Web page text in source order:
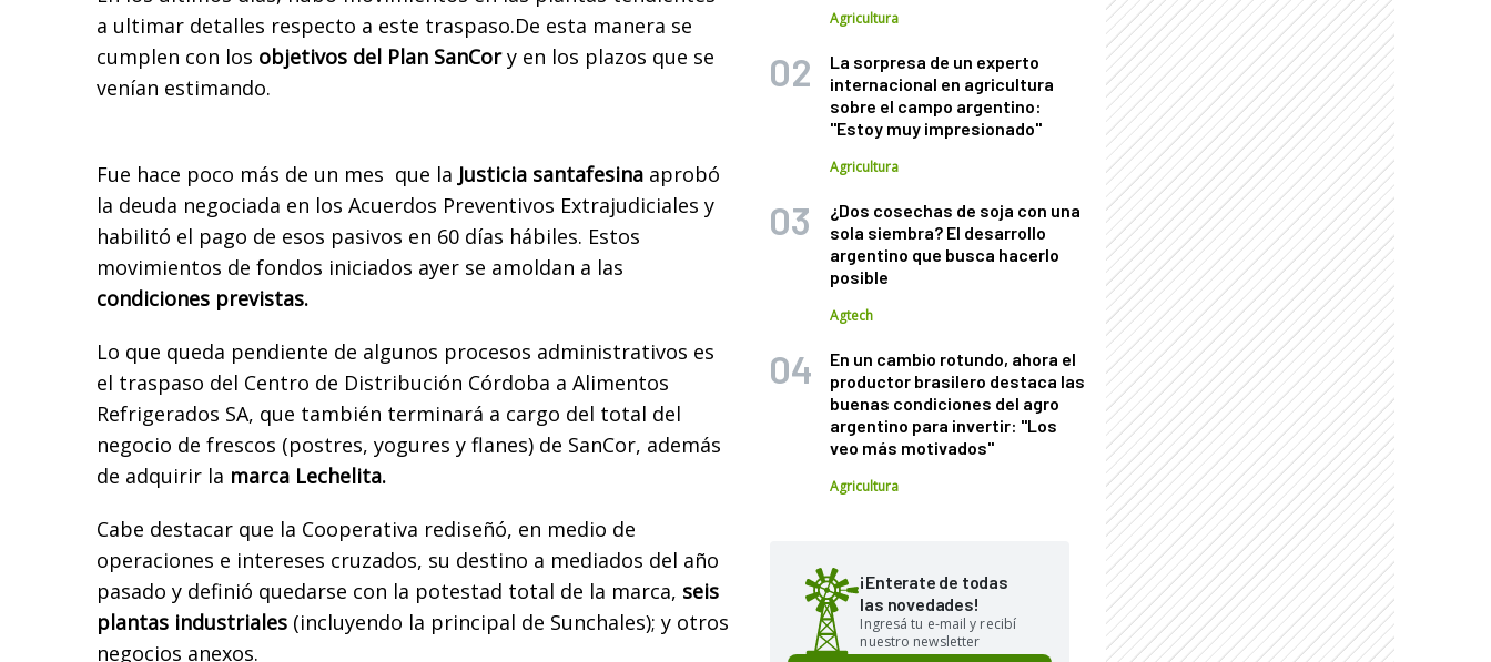
a ultimar detalles respecto a este traspaso.De esta manera se
cumplen con los objetivos del Plan SanCory en los plazos que se
venían estimando.
Fue hace poco más de un mes que la Justicia santafesina aprobó
la deuda negociada en los Acuerdos Preventivos Extrajudiciales y
habilitó el pago de esos pasivos en 60 días hábiles. Estos
movimientos de fondos iniciados ayer se amoldan a las
condiciones previstas.
Lo que queda pendiente de algunos procesos administrativos es
el traspaso del Centro de Distribución Córdoba a Alimentos
Refrigerados SA, que también terminará a cargo del total del
negocio de frescos (postres, yogures y flanes) de SanCor, además
de adquirir la marca Lechelita.
Cabe destacar que la Cooperativa rediseñó, en medio de
operaciones e intereses cruzados, su destino a mediados del año
pasado y definió quedarse con la potestad total de la marca, seis
plantas industriales (incluyendo la principal de Sunchales); y otros
negocios anexos.
Agricultura
La sorpresa de un experto
internacional en agricultura
sobre el campo argentino:
"Estoy muy impresionado"
Agricultura
¿Dos cosechas de soja con una
sola siembra? El desarrollo
argentino que busca hacerlo
posible
Agtech
En un cambio rotundo, ahora el
productor brasilero destaca las
buenas condiciones del agro
argentino para invertir: "Los
veo más motivados"
Agricultura
¡Enterate de todas
las novedades!
Ingresá tu e-mail y recibí
nuestro newsletter